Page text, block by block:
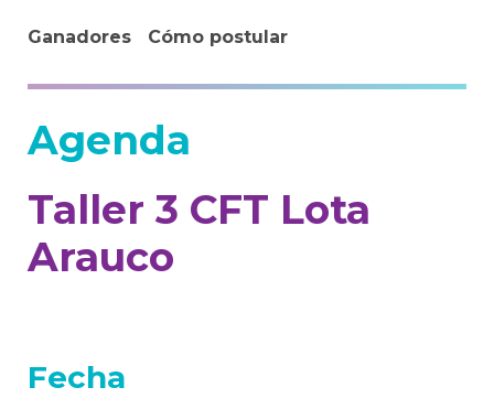
Ganadores Cómo postular
Agenda
Taller 3 CFT Lota
Arauco
Fecha